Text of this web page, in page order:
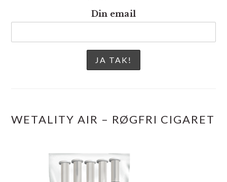
Din email
WETALITY AIR – RØGFRI CIGARET